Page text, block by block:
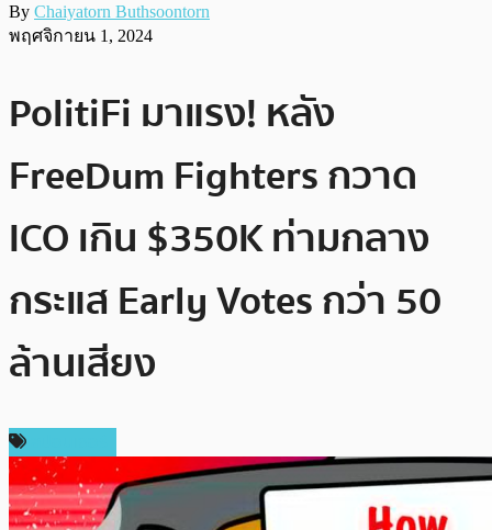
By Chaiyatorn Buthsoontorn
พฤศจิกายน 1, 2024
PolitiFi มาแรง! หลัง
FreeDum Fighters กวาด
ICO เกิน $350K ท่ามกลาง
กระแส Early Votes กว่า 50
ล้านเสียง